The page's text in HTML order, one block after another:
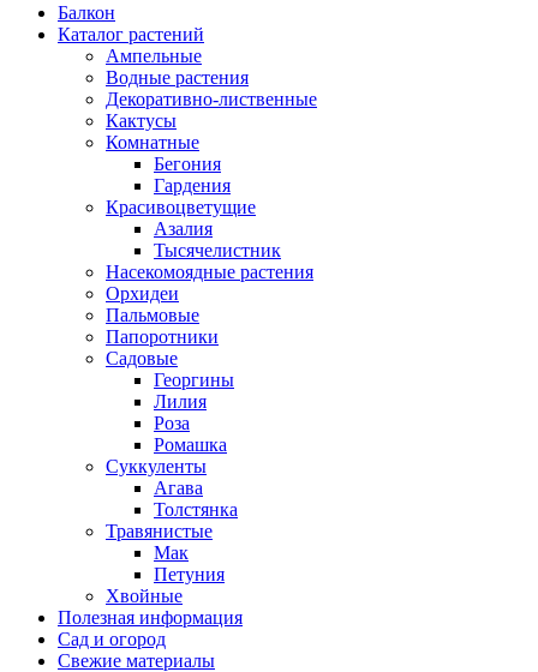
Балкон
Каталог растений
Ампельные
Водные растения
Декоративно-лиственные
Кактусы
Комнатные
Бегония
Гардения
Красивоцветущие
Азалия
Тысячелистник
Насекомоядные растения
Орхидеи
Пальмовые
Папоротники
Садовые
Георгины
Лилия
Роза
Ромашка
Суккуленты
Агава
Толстянка
Травянистые
Мак
Петуния
Хвойные
Полезная информация
Сад и огород
Свежие материалы